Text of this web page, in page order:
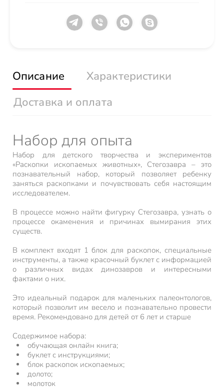
Описание
Характеристики
Доставка и оплата
Набор для опыта
Набор для детского творчества и экспериментов
«Раскопки ископаемых животных», Стегозавра – это
познавательный набор, который позволяет ребенку
заняться раскопками и почувствовать себя настоящим
исследователем.
В процессе можно найти фигурку Стегозавра, узнать о
процессе окаменения и причинах вымирания этих
существ.
В комплект входят 1 блок для раскопок, специальные
инструменты, а также красочный буклет с информацией
о различных видах динозавров и интересными
фактами о них.
Это идеальный подарок для маленьких палеонтологов,
который позволит им весело и познавательно провести
время. Рекомендовано для детей от 6 лет и старше
Содержимое набора:
обучающая онлайн книга;
буклет с инструкциями;
блок раскопок ископаемых;
долото;
молоток